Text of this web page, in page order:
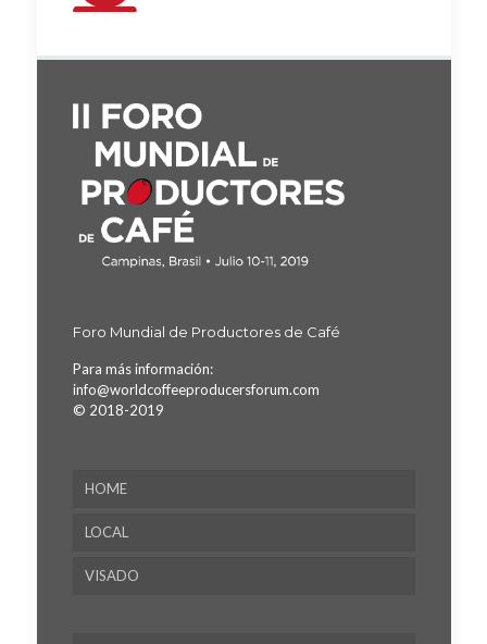
Foro Mundial de Productores de Café
Para más información:
info@worldcoffeeproducersforum.com
© 2018-2019
HOME
LOCAL
VISADO